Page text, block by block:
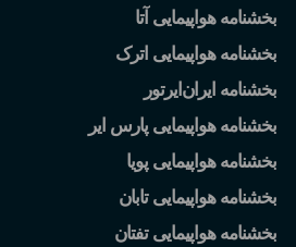
بخشنامه هواپیمایی آتا
بخشنامه هواپیمایی اترک
بخشنامه ایران ایرتور
بخشنامه هواپیمایی پارس ایر
بخشنامه هواپیمایی پویا
بخشنامه هواپیمایی تابان
بخشنامه هواپیمایی تفتان